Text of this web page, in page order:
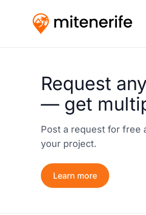
Request
— get
Post a request for free
your project.
Learn more